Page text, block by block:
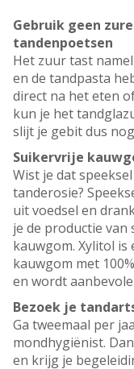
Gebruik geen
tandenpoetsen
Het zuur tast
en de tandpasta
direct na het eten
kun je het
slijt je gebit dus
Suikervrije
Wist je dat
tanderosie?
uit voedsel en
je de productie van
kauwgom. Xylitol
kauwgom met
en wordt
Bezoek je
Ga tweemaal per
mondhygiënist.
en krijg je